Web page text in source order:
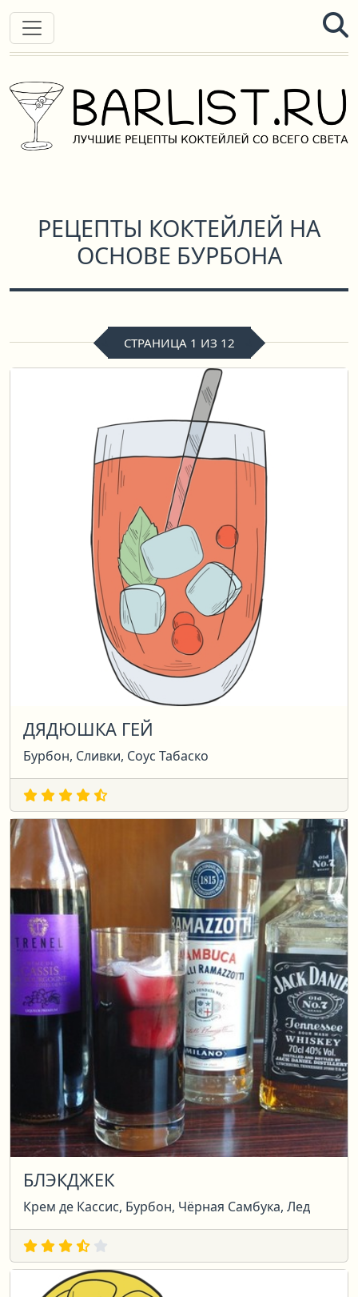
РЕЦЕПТЫ КОКТЕЙЛЕЙ НА
ОСНОВЕ БУРБОНА
СТРАНИЦА 1 ИЗ 12
ДЯДЮШКА ГЕЙ
Бурбон, Сливки, Соус Табаско
БЛЭКДЖЕК
Крем де Кассис, Бурбон, Чёрная Самбука, Лед